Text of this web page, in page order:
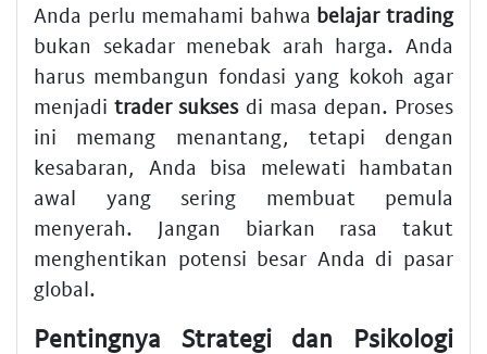
Anda perlu memahami bahwa belajar trading
bukan sekadar menebak arah harga. Anda
harus membangun fondasi yang kokoh agar
menjaditrader suksesdi masa depan. Proses
ini memang menantang, tetapi dengan
kesabaran, Anda bisa melewati hambatan
awal yang sering membuat pemula
menyerah. Jangan biarkan rasa takut
menghentikan potensi besar Anda di pasar
global.
Pentingnya Strategi dan Psikologi